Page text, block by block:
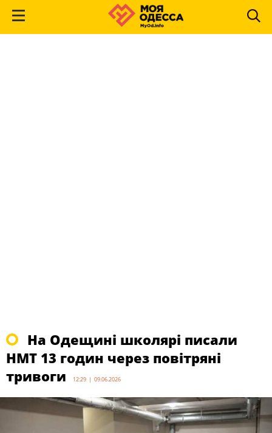
На Одещині школярі писали
НМТ 13 годин через повітряні
тривоги
12:29 | 09.06.2026